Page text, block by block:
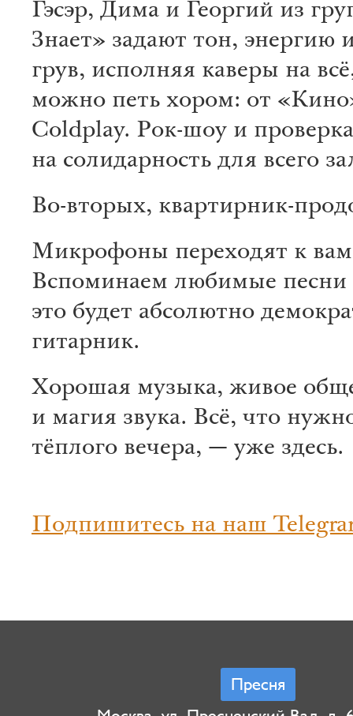
Гэсэр, Дима и Георгий из
Знает» задают тон, энергию
грув, исполняя каверы на
можно петь хором: от
Coldplay. Рок-шоу и проверка
на солидарность для всего
Во-вторых, квартирник-
Микрофоны переходят к
Вспоминаем любимые песни
это будет абсолютно
гитарник.
Хорошая музыка, живое
и магия звука. Всё, что
тёплого вечера, — уже здесь.
Подпишитесь на наш
Пресня